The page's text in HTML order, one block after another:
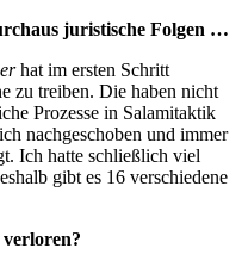
juristische Folgen …
hat im ersten Schritt
zu treiben. Die haben nicht
Prozesse in Salamitaktik
nachgeschoben und immer
Ich hatte schließlich viel
gibt es 16 verschiedene
verloren?